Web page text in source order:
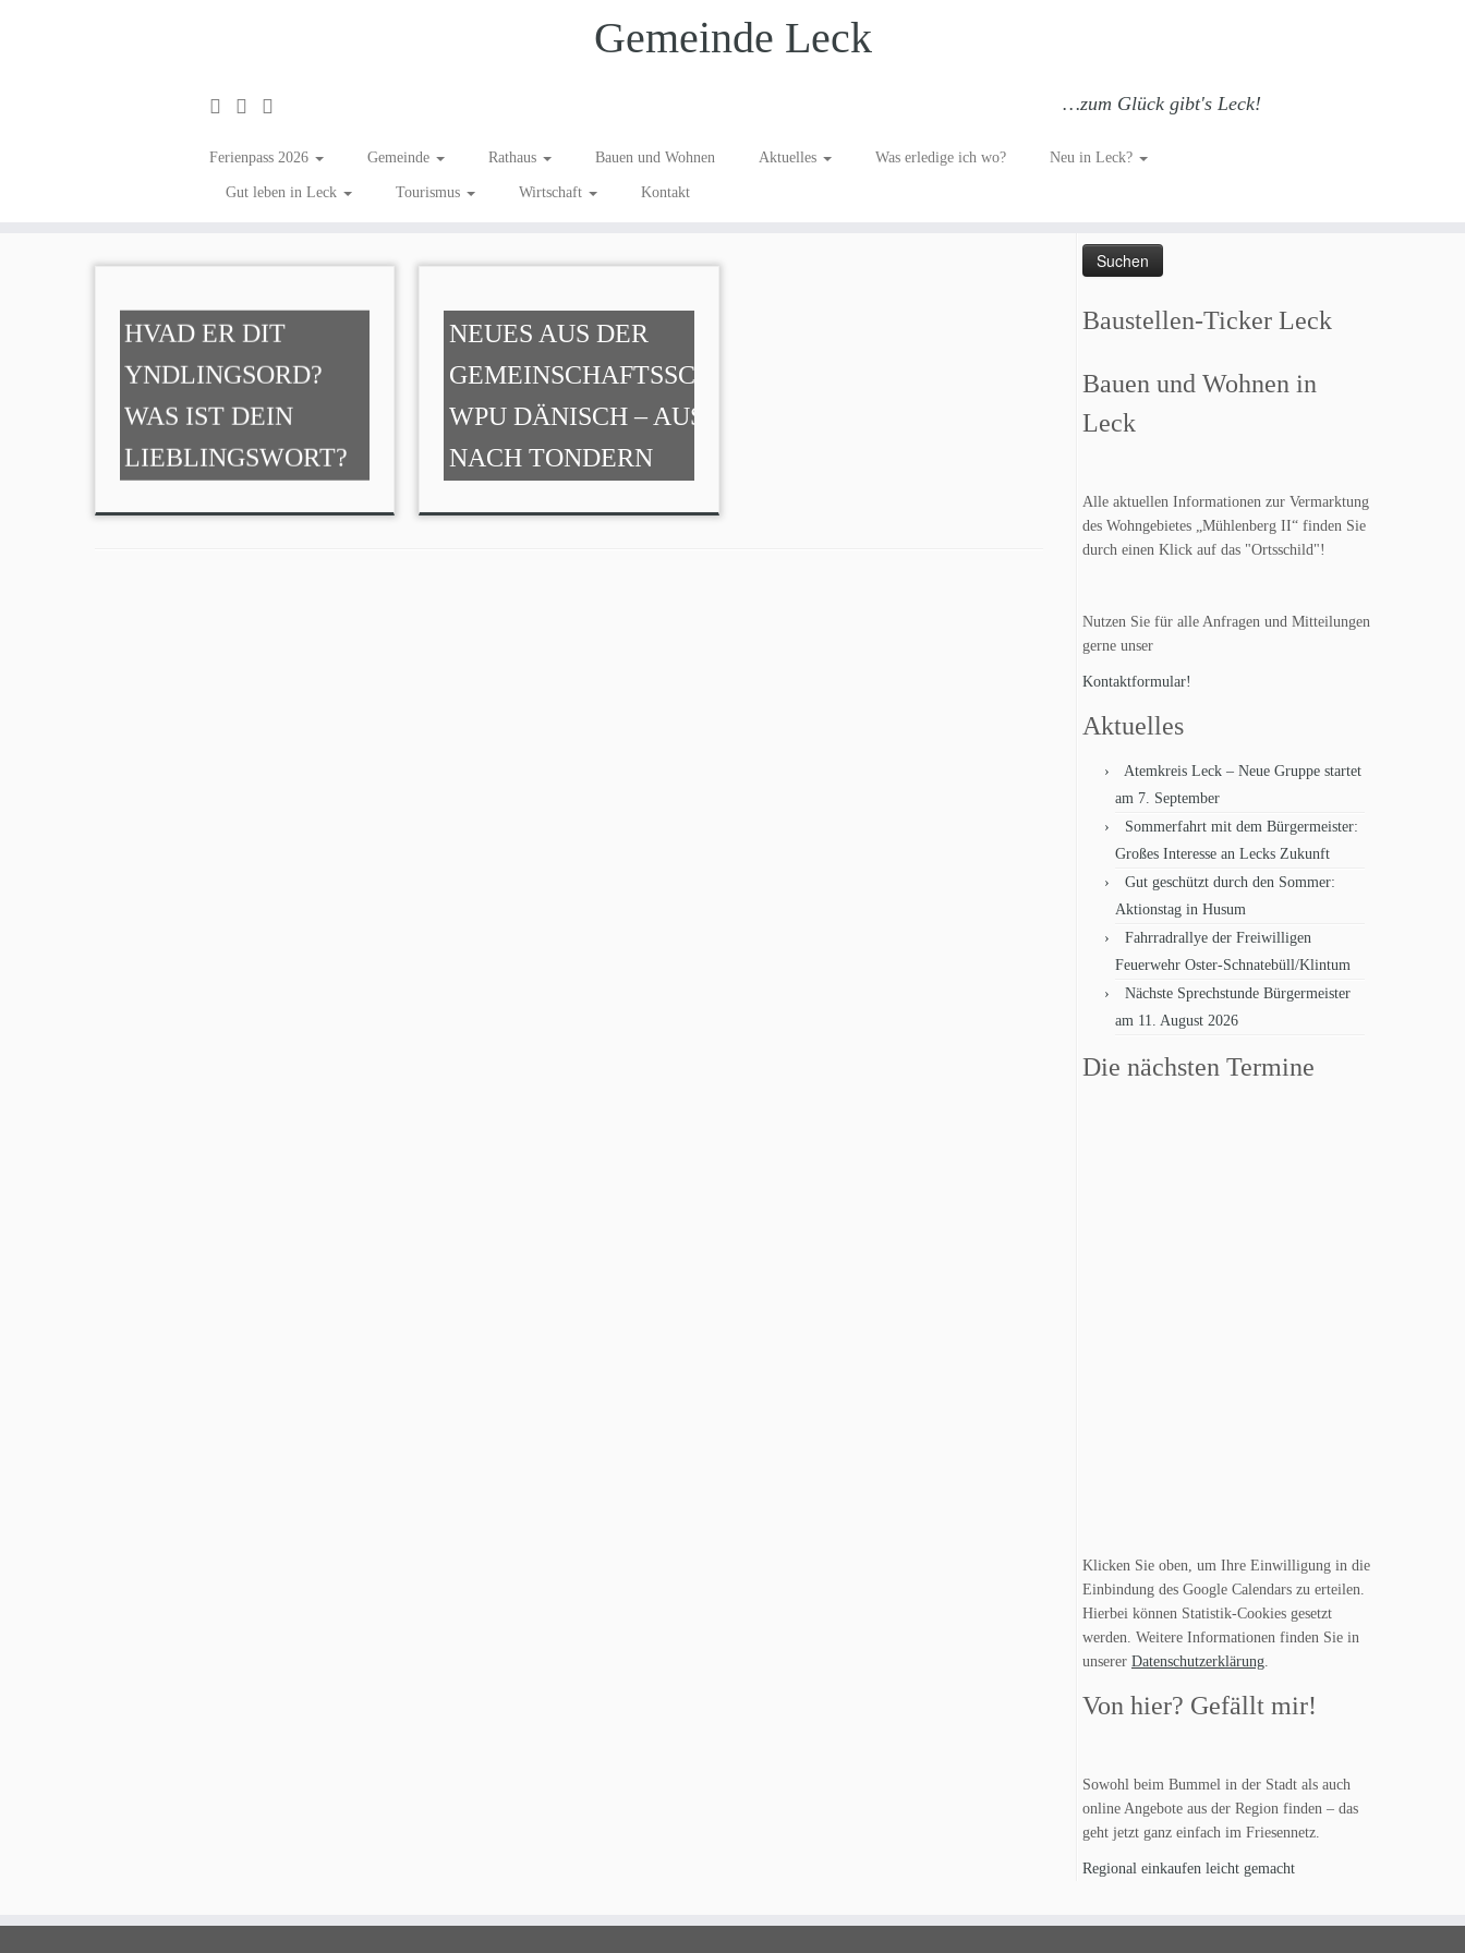
Gemeinde Leck
…zum Glück gibt's Leck!
Ferienpass 2026 Gemeinde Rathaus Bauen und Wohnen Aktuelles Was erledige ich wo? Neu in Leck?
Gut leben in Leck Tourismus Wirtschaft Kontakt
Grenzland
HVAD ER DIT
YNDLINGSORD?
WAS IST DEIN
LIEBLINGSWORT?
NEUES AUS DER
GEMEINSCHAFTSSCHULE:
WPU DÄNISCH – AUSFLUG
NACH TONDERN
Such dich GLÜCKlich…
Baustellen-Ticker Leck
Bauen und Wohnen in
Leck
Alle aktuellen Informationen zur Vermarktung
des Wohngebietes „Mühlenberg II“ finden Sie
durch einen Klick auf das "Ortsschild"!
Nutzen Sie für alle Anfragen und Mitteilungen
gerne unser
Kontaktformular!
Aktuelles
Atemkreis Leck – Neue Gruppe startet
am 7. September
Sommerfahrt mit dem Bürgermeister:
Großes Interesse an Lecks Zukunft
Gut geschützt durch den Sommer:
Aktionstag in Husum
Fahrradrallye der Freiwilligen
Feuerwehr Oster-Schnatebüll/Klintum
Nächste Sprechstunde Bürgermeister
am 11. August 2026
Die nächsten Termine
Klicken Sie oben, um Ihre Einwilligung in die
Einbindung des Google Calendars zu erteilen.
Hierbei können Statistik-Cookies gesetzt
werden. Weitere Informationen finden Sie in
unserer Datenschutzerklärung.
Von hier? Gefällt mir!
Sowohl beim Bummel in der Stadt als auch
online Angebote aus der Region finden – das
geht jetzt ganz einfach im Friesennetz.
Regional einkaufen leicht gemacht